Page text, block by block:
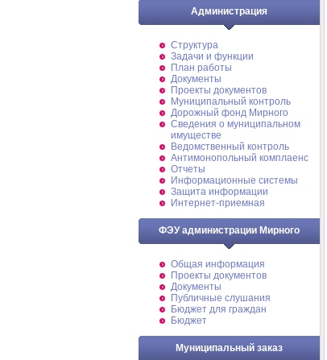
Администрация
Структура
Задачи и функции
План работы
Документы
Проекты документов
Муниципальный контроль
Дорожный фонд Мирного
Cведения о муниципальном
имуществе
Ведомственный контроль
Антимонопольный комплаенс
Отчеты
Информационные системы
Защита информации
Интернет-приемная
ФЭУ администрации Мирного
Общая информация
Проекты документов
Документы
Публичные слушания
Бюджет для граждан
Бюджет
Муниципальный заказ